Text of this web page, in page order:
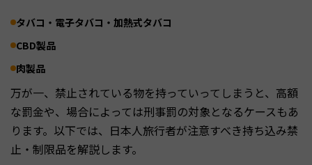
タバコ・電子タバコ・加熱式タバコ
CBD製品
肉製品
万が一、禁止されている物を持っていってしまうと、高額
な罰金や、場合によっては刑事罰の対象となるケースもあ
ります。以下では、日本人旅行者が注意すべき持ち込み禁
止・制限品を解説します。